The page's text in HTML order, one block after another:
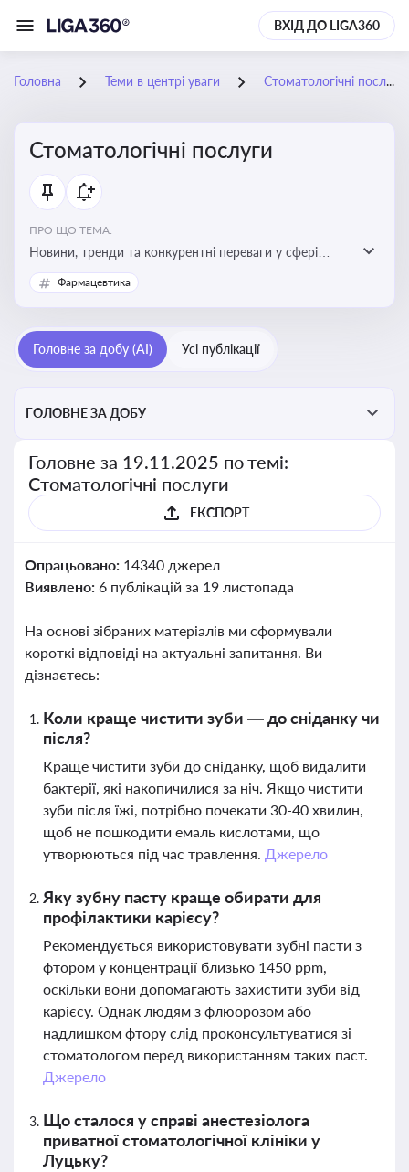
ВХІД ДО LIGA360
Головна Теми в центрі уваги Стоматологічні послуги
Стоматологічні послуги
ПРО ЩО ТЕМА:
Новини, тренди та конкурентні переваги у сфері
стоматологічних послуг. Використання новітніх
технологій та стратегій для покращення
Фармацевтика
Головне за добу (AI) Усі публікації
ГОЛОВНЕ ЗА ДОБУ
Головне за 19.11.2025 по темі:
Стоматологічні послуги
ЕКСПОРТ
Опрацьовано: 14340 джерел
Виявлено: 6 публікацій за 19 листопада
На основі зібраних матеріалів ми сформували
короткі відповіді на актуальні запитання. Ви
дізнаєтесь:
Коли краще чистити зуби — до сніданку чи
після?
Краще чистити зуби до сніданку, щоб видалити
бактерії, які накопичилися за ніч. Якщо чистити
зуби після їжі, потрібно почекати 30-40 хвилин,
щоб не пошкодити емаль кислотами, що
утворюються під час травлення. Джерело
Яку зубну пасту краще обирати для
профілактики карієсу?
Рекомендується використовувати зубні пасти з
фтором у концентрації близько 1450 ppm,
оскільки вони допомагають захистити зуби від
карієсу. Однак людям з флюорозом або
надлишком фтору слід проконсультуватися зі
стоматологом перед використанням таких паст.
Джерело
Що сталося у справі анестезіолога
приватної стоматологічної клініки у
Луцьку?